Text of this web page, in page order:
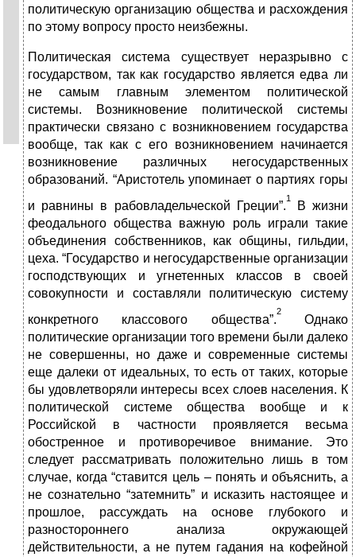
политическую организацию общества и расхождения
по этому вопросу просто неизбежны.
Политическая система существует неразрывно с
государством, так как государство является едва ли
не самым главным элементом политической
системы. Возникновение политической системы
практически связано с возникновением государства
вообще, так как с его возникновением начинается
возникновение различных негосударственных
образований. “Аристотель упоминает о партиях горы
и равнины в рабовладельческой Греции”.
1
В жизни
феодального общества важную роль играли такие
объединения собственников, как общины, гильдии,
цеха. “Государство и негосударственные организации
господствующих и угнетенных классов в своей
совокупности и составляли политическую систему
конкретного классового общества”.
2
Однако
политические организации того времени были далеко
не совершенны, но даже и современные системы
еще далеки от идеальных, то есть от таких, которые
бы удовлетворяли интересы всех слоев населения. К
политической системе общества вообще и к
Российской в частности проявляется весьма
обостренное и противоречивое внимание. Это
следует рассматривать положительно лишь в том
случае, когда “ставится цель – понять и объяснить, а
не сознательно “затемнить” и исказить настоящее и
прошлое, рассуждать на основе глубокого и
разностороннего анализа окружающей
действительности, а не путем гадания на кофейной